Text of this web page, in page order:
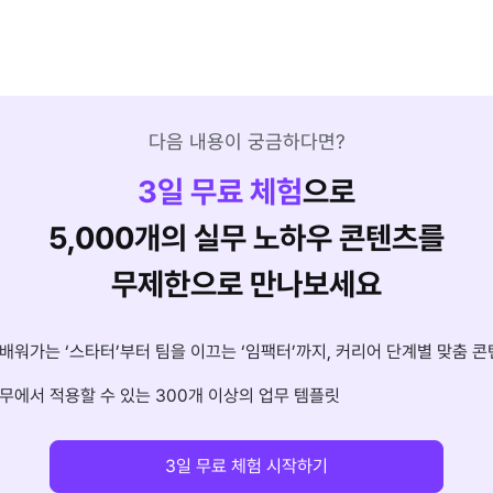
다음 내용이 궁금하다면?
3일 무료 체험으로
5,000개의 실무 노하우 콘텐츠를
무제한으로 만나보세요
워가는 ‘스타터’부터 팀을 이끄는 ‘임팩터’까지, 커리어 단계별 맞춤 콘
에서 적용할 수 있는 300개 이상의 업무 템플릿
3일 무료 체험 시작하기